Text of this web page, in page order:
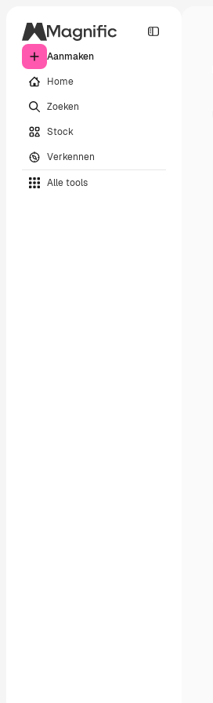
Aanmaken
Home
Zoeken
Stock
Verkennen
Alle tools